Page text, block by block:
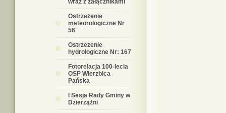
wraz z załącznikami
Ostrzeżenie
meteorologiczne Nr
56
Ostrzeżenie
hydrologiczne Nr: 167
Fotorelacja 100-lecia
OSP Wierzbica
Pańska
I Sesja Rady Gminy w
Dzierzążni